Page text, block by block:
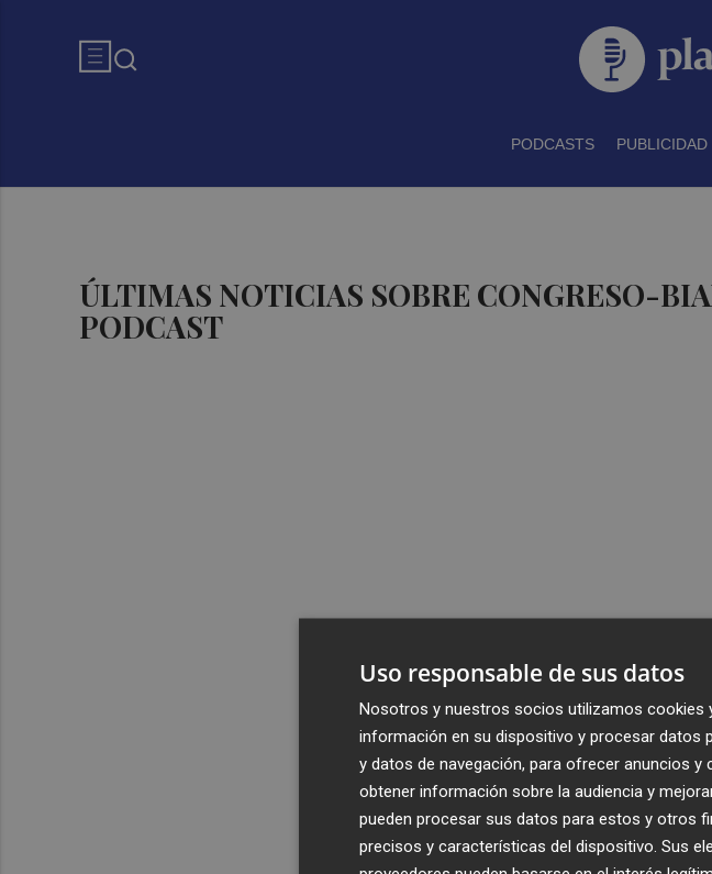
PODCASTS PUBLICIDAD
ÚLTIMAS NOTICIAS SOBRE CONGRESO-
PODCAST
Uso responsable de sus datos
Nosotros y nuestros socios utilizamos cookies
información en su dispositivo y procesar datos
y datos de navegación, para ofrecer anuncios
obtener información sobre la audiencia y
pueden procesar sus datos para estos y otros
precisos y características del dispositivo. Sus